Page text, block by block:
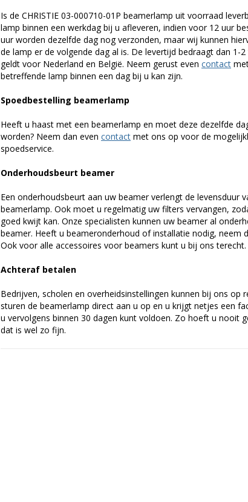
Is de CHRISTIE 03-000710-01P beamerlamp uit voorraad
lamp binnen een werkdag bij u afleveren, indien voor 12 uur
uur worden dezelfde dag nog verzonden, maar wij kunnen
de lamp er de volgende dag al is. De levertijd bedraagt dan 1-
geldt voor Nederland en België. Neem gerust even contact
betreffende lamp binnen een dag bij u kan zijn.
Spoedbestelling beamerlamp
Heeft u haast met een beamerlamp en moet deze dezelfde
worden? Neem dan even contact met ons op voor de
spoedservice.
Onderhoudsbeurt beamer
Een onderhoudsbeurt aan uw beamer verlengt de levensduur
beamerlamp. Ook moet u regelmatig uw filters vervangen,
goed kwijt kan. Onze specialisten kunnen uw beamer al
beamer. Heeft u beameronderhoud of installatie nodig, neem
Ook voor alle accessoires voor beamers kunt u bij ons terecht.
Achteraf betalen
Bedrijven, scholen en overheidsinstellingen kunnen bij ons op
sturen de beamerlamp direct aan u op en u krijgt netjes een
u vervolgens binnen 30 dagen kunt voldoen. Zo hoeft u nooit
dat is wel zo fijn.